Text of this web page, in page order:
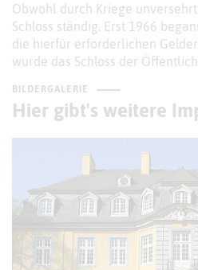
Obwohl durch Kriege
Schloss ständig. Erst 1966
die hierfür erforderlichen
wurde das Schloss der
BILDERGALERIE
Hier gibt's weitere